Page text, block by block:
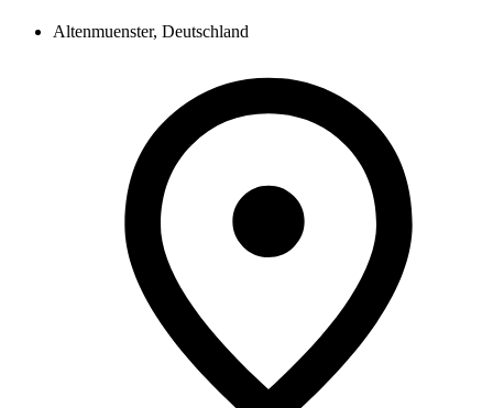
Altenmuenster, Deutschland